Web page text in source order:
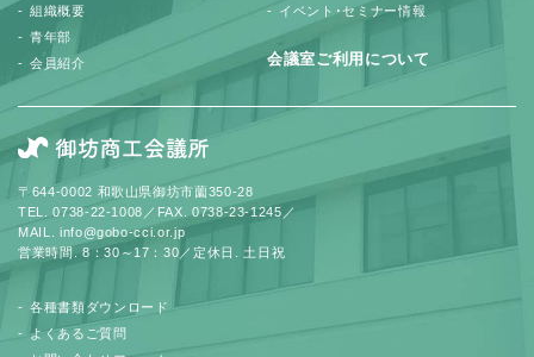
組織概要
青年部
会員紹介
イベント･セミナー情報
会議室ご利用について
〒644-0002 和歌山県御坊市薗350-28
TEL. 0738-22-1008／FAX. 0738-23-1245／
MAIL. info@gobo-cci.or.jp
営業時間. 8：30～17：30／定休日. 土日祝
各種書類ダウンロード
よくあるご質問